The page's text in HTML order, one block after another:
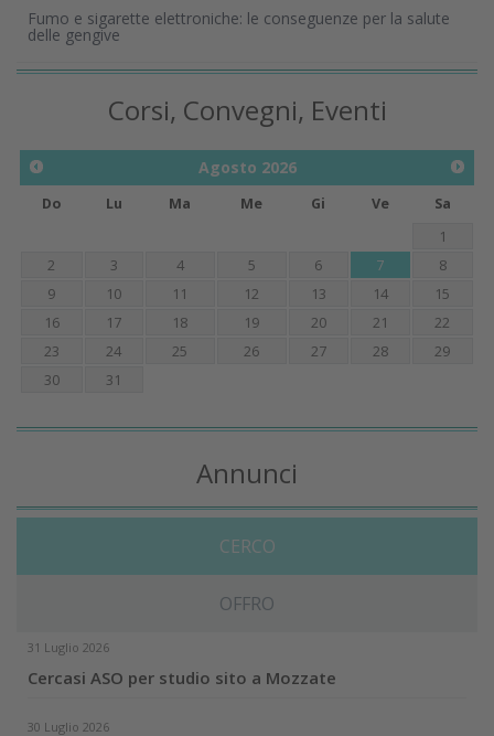
Fumo e sigarette elettroniche: le conseguenze per la salute
delle gengive
Corsi, Convegni, Eventi
Agosto 2026
Do Lu Ma Me Gi Ve
Sa
1
2
3 4 5 6 7
8
9
10 11 12 13 14
15
16
17 18 19 20 21
22
23
24 25 26 27 28
29
30
31
Annunci
CERCO
OFFRO
31 Luglio 2026
Cercasi ASO per studio sito a Mozzate
30 Luglio 2026